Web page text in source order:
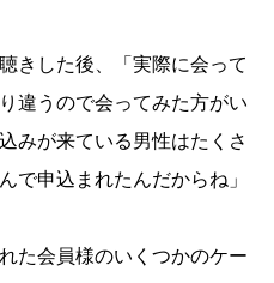
きした後、
「実際に会って
違うので会ってみた方がい
込みが来ている男性はたくさ
で申込まれたんだからね」
た会員様のいくつかのケー